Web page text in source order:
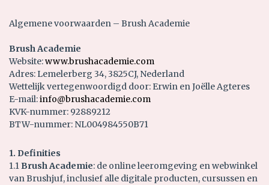
Algemene voorwaarden – Brush Academie
Brush Academie
Website:www.brushacademie.com
Adres: Lemelerberg 34, 3825CJ, Nederland
Wettelijk vertegenwoordigd door: Erwin en Joëlle Agteres
E-mail:info@brushacademie.com
KVK-nummer: 92889212
BTW-nummer: NL004984550B71
1. Definities
1.1Brush Academie: de online leeromgeving en webwinkel
van Brushjuf, inclusief alle digitale producten, cursussen en